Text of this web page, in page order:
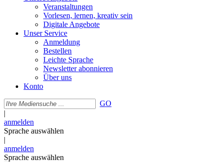
Veranstaltungen
Vorlesen, lernen, kreativ sein
Digitale Angebote
Unser Service
Anmeldung
Bestellen
Leichte Sprache
Newsletter abonnieren
Über uns
Konto
GO
|
anmelden
Sprache auswählen
|
anmelden
Sprache auswählen